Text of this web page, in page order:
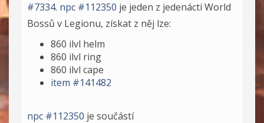
#7334. npc #112350 je jeden z jedenácti World
Bossů v Legionu, získat z něj lze:
860 ilvl helm
860 ilvl ring
860 ilvl cape
item #141482
npc #112350 je součástí